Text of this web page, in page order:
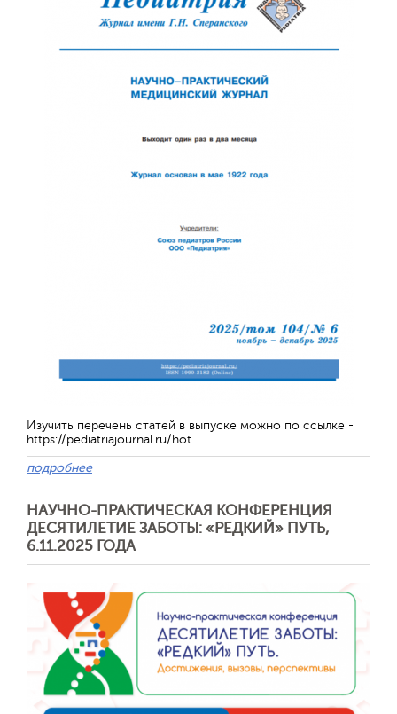
Изучить перечень статей в выпуске можно по ссылке -
https://pediatriajournal.ru/hot
подробнее
НАУЧНО-ПРАКТИЧЕСКАЯ КОНФЕРЕНЦИЯ
ДЕСЯТИЛЕТИЕ ЗАБОТЫ: «РЕДКИЙ» ПУТЬ,
6.11.2025 ГОДА